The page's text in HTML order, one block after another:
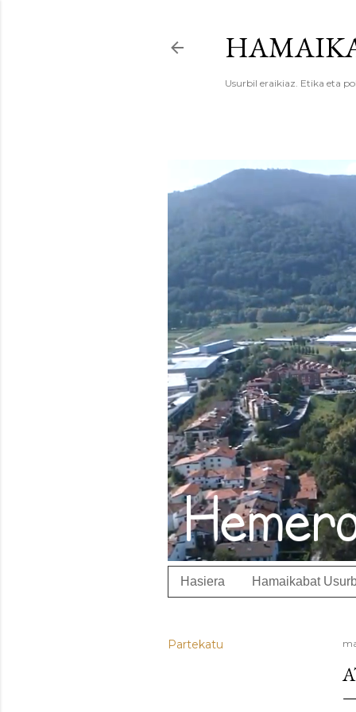
Usurbil eraikiaz. Etika eta
Hasiera Hamaikabat
Partekatu